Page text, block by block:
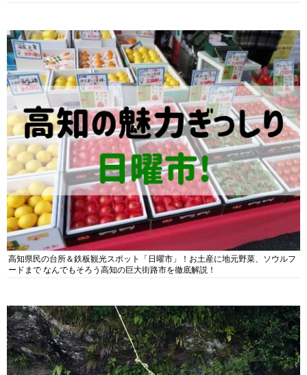
高知県民の台所＆鉄板観光スポット「日曜市」！お土産に地元野菜、ソウルフ
ードまで なんでもそろう高知の巨大街路市を徹底解説！